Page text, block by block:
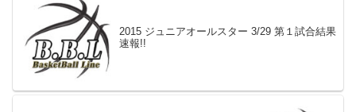
2015 ジュニアオールスター 3/29 第１試合結果
速報!!